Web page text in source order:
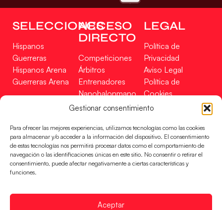
Gestionar consentimiento
Para ofrecer las mejores experiencias, utilizamos tecnologías como las cookies
para almacenar y/o acceder a la información del dispositivo. El consentimiento
de estas tecnologías nos permitirá procesar datos como el comportamiento de
navegación o las identificaciones únicas en este sitio. No consentir o retirar el
consentimiento, puede afectar negativamente a ciertas características y
funciones.
Aceptar
SELECCIONES
Hispanos
Guerreras
Hispanos Arena
Guerreras Arena
ACCESO
DIRECTO
Competiciones
Árbitros
Entrenadores
Nanobalonmano
Tienda
LEGAL
Política de
Privacidad
Aviso Legal
Política de
Cookies
Mapa Web
Incidencias
CONTACTO
EN
FINANCIADO